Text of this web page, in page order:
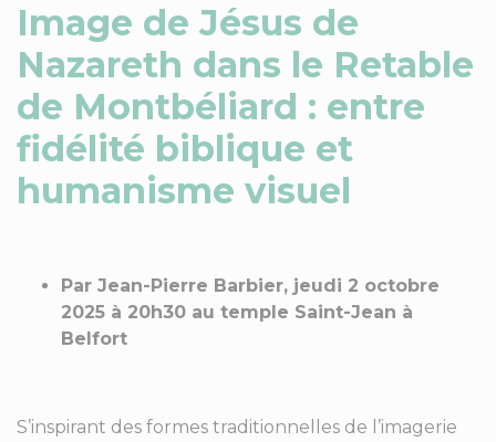
Image de Jésus de
Nazareth dans le Retable
de Montbéliard : entre
fidélité biblique et
humanisme visuel
Par Jean-Pierre Barbier, jeudi 2 octobre
2025 à 20h30 au temple Saint-Jean à
Belfort
S’inspirant des formes traditionnelles de l’imagerie